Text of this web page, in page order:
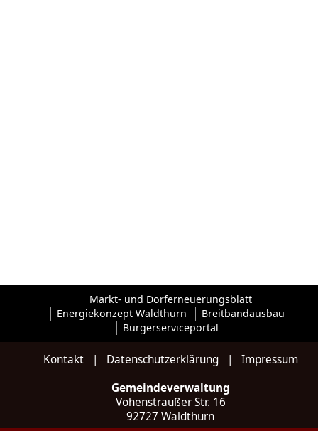
Markt- und Dorferneuerungsblatt
Energiekonzept Waldthurn
Breitbandausbau
Bürgerserviceportal
Kontakt| Datenschutzerklärung| Impressum
Gemeindeverwaltung
Vohenstraußer Str. 16
92727 Waldthurn